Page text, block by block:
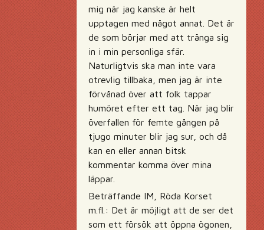
mig när jag kanske är helt
upptagen med något annat. Det är
de som börjar med att tränga sig
in i min personliga sfär.
Naturligtvis ska man inte vara
otrevlig tillbaka, men jag är inte
förvånad över att folk tappar
humöret efter ett tag. När jag blir
överfallen för femte gången på
tjugo minuter blir jag sur, och då
kan en eller annan bitsk
kommentar komma över mina
läppar.
Beträffande IM, Röda Korset
m.fl.: Det är möjligt att de ser det
som ett försök att öppna ögonen,